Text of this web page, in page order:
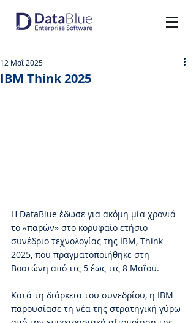
IBM Think 2025
12 Μαΐ 2025
Η DataBlue έδωσε για ακόμη μία χρονιά
το «παρών» στο κορυφαίο ετήσιο
συνέδριο τεχνολογίας της IBM, Think
2025, που πραγματοποιήθηκε στη
Βοστώνη από τις 5 έως τις 8 Μαΐου.
Κατά τη διάρκεια του συνεδρίου, η IBM
παρουσίασε τη νέα της στρατηγική γύρω